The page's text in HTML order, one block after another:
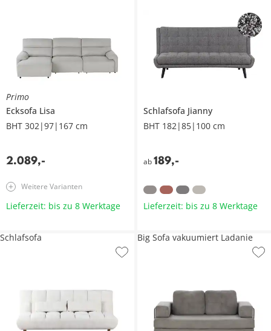
Primo
Ecksofa Lisa
BHT 302|97|167 cm
2.089,-
Weitere Varianten
Lieferzeit: bis zu 8 Werktage
Schlafsofa Jianny
BHT 182|85|100 cm
ab 189,-
Lieferzeit: bis zu 8 Werktage
Schlafsofa Big Sofa vakuumiert Ladanie